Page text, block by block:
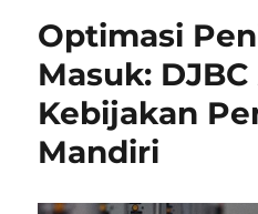
Optimasi
Masuk:
Kebijakan
Mandiri